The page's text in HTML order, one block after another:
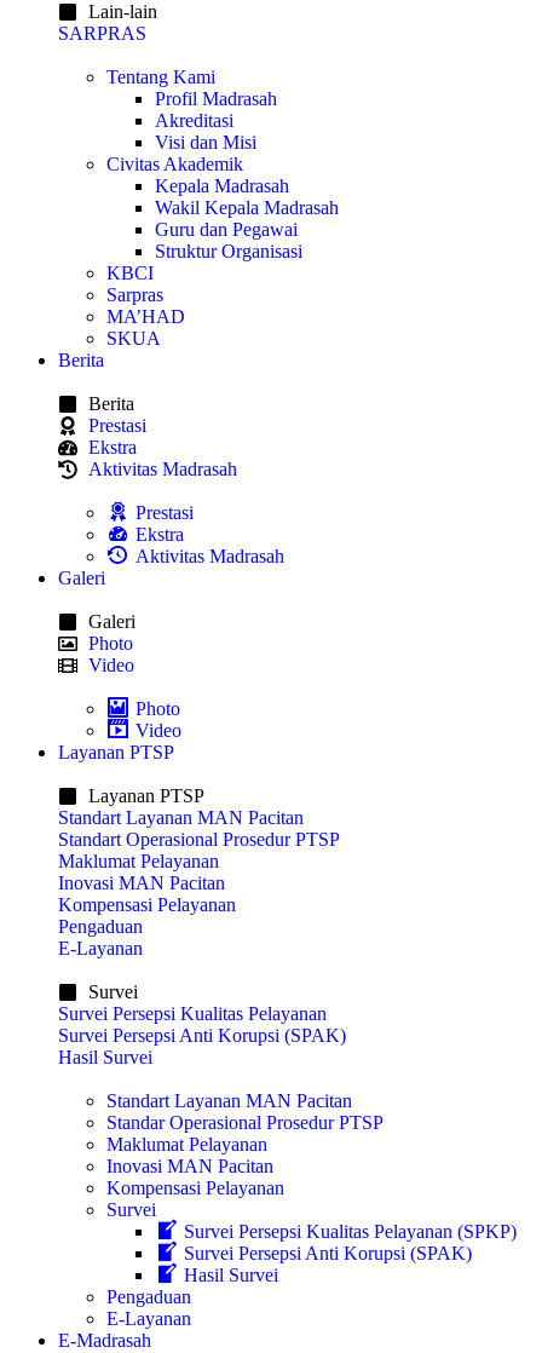
Lain-lain
SARPRAS
Tentang Kami
Profil Madrasah
Akreditasi
Visi dan Misi
Civitas Akademik
Kepala Madrasah
Wakil Kepala Madrasah
Guru dan Pegawai
Struktur Organisasi
KBCI
Sarpras
MA’HAD
SKUA
Berita
Berita
Prestasi
Ekstra
Aktivitas Madrasah
Prestasi
Ekstra
Aktivitas Madrasah
Galeri
Galeri
Photo
Video
Photo
Video
Layanan PTSP
Layanan PTSP
Standart Layanan MAN Pacitan
Standart Operasional Prosedur PTSP
Maklumat Pelayanan
Inovasi MAN Pacitan
Kompensasi Pelayanan
Pengaduan
E-Layanan
Survei
Survei Persepsi Kualitas Pelayanan
Survei Persepsi Anti Korupsi (SPAK)
Hasil Survei
Standart Layanan MAN Pacitan
Standar Operasional Prosedur PTSP
Maklumat Pelayanan
Inovasi MAN Pacitan
Kompensasi Pelayanan
Survei
Survei Persepsi Kualitas Pelayanan (SPKP)
Survei Persepsi Anti Korupsi (SPAK)
Hasil Survei
Pengaduan
E-Layanan
E-Madrasah